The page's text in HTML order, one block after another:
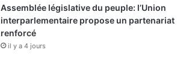
Assemblée législative du peuple: l’Union
interparlementaire propose un partenariat
renforcé
il y a 4 jours